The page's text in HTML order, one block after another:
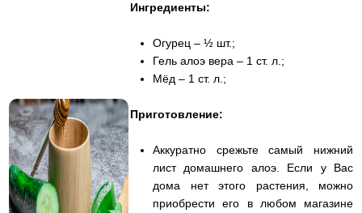
Ингредиенты:
Огурец – ½ шт.;
Гель алоэ вера – 1 ст. л.;
Мёд – 1 ст. л.;
Приготовление:
Аккуратно срежьте самый нижний
лист домашнего алоэ. Если у Вас
дома нет этого растения, можно
приобрести его в любом магазине